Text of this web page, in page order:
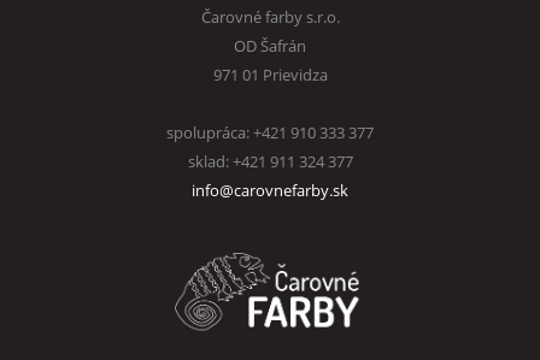
Čarovné farby s.r.o.
OD Šafrán
971 01 Prievidza
spolupráca: +421 910 333 377
sklad: +421 911 324 377
info@carovnefarby.sk